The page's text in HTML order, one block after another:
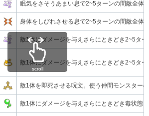
眠気をさそうあまい息で2~5ターンの間敵全体
身体をしびれさせる息で2~5ターンの間敵全体
敵1体にダメージを与えさらにときどき2~5ター
敵1体にダメージを与えさらにときどき2~5ター
敵1体を即死させる呪文。使う仲間モンスター
敵1体にダメージを与えさらにときどき毒状態
scroll